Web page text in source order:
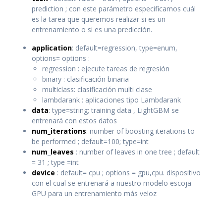
prediction ; con este parámetro especificamos cuál
es la tarea que queremos realizar si es un
entrenamiento o si es una predicción.
application: default=regression, type=enum,
options= options :
regression : ejecute tareas de regresión
binary : clasificación binaria
multiclass: clasificación multi clase
lambdarank : aplicaciones tipo Lambdarank
data: type=string; training data , LightGBM se
entrenará con estos datos
num_iterations: number of boosting iterations to
be performed ; default=100; type=int
num leaves : number of leaves in one tree ; default
= 31 ; type =int
device : default= cpu ; options = gpu,cpu. dispositivo
con el cual se entrenará a nuestro modelo escoja
GPU para un entrenamiento más veloz